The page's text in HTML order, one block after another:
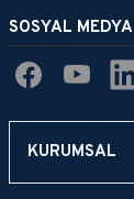
SOSYAL MEDYA
KURUMSAL